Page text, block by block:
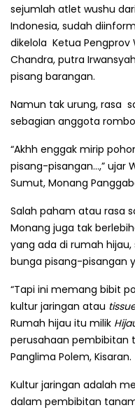
sejumlah atlet wushu
Indonesia, sudah
dikelola Ketua Pengprov
Chandra, putra
pisang barangan.
Namun tak urung, rasa
sebagian anggota
“Akhh enggak mirip
pisang-pisangan...,” ujar
Sumut, Monang
Salah paham atau rasa
Monang juga tak
yang ada di rumah
bunga pisang-pisangan
“Tapi ini memang bibit
kultur jaringan atau
Rumah hijau itu milik
perusahaan pembibitan
Panglima Polem, Kisaran.
Kultur jaringan adalah
dalam pembibitan